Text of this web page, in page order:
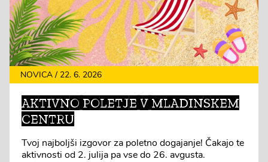
NOVICA / 22. 6. 2026
AKTIVNO POLETJE V MLADINSKEM
CENTRU
Tvoj najboljši izgovor za poletno dogajanje! Čakajo te
aktivnosti od 2. julija pa vse do 26. avgusta.